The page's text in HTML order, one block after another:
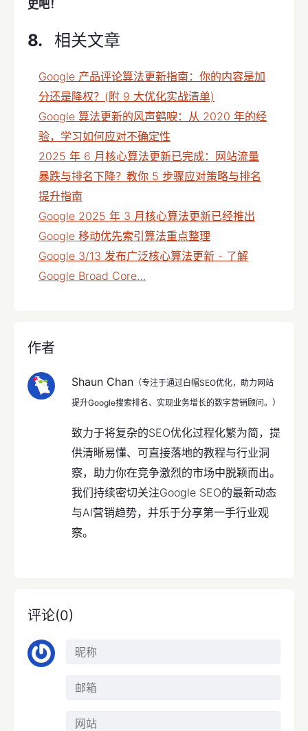
史吧！
相关文章
Google 产品评论算法更新指南：你的内容是加
分还是降权？(附 9 大优化实战清单)
Google 算法更新的风声鹤唳：从 2020 年的经
验，学习如何应对不确定性
2025 年 6 月核心算法更新已完成：网站流量
暴跌与排名下降？教你 5 步骤应对策略与排名
提升指南
Google 2025 年 3 月核心算法更新已经推出
Google 移动优先索引算法重点整理
Google 3/13 发布广泛核心算法更新 - 了解
Google Broad Core…
作者
Shaun Chan （专注于通过白帽SEO优化，助力网站
提升Google搜索排名、实现业务增长的数字营销顾问。）
致力于将复杂的SEO优化过程化繁为简，提
供清晰易懂、可直接落地的教程与行业洞
察，助力你在竞争激烈的市场中脱颖而出。
我们持续密切关注Google SEO的最新动态
与AI营销趋势，并乐于分享第一手行业观
察。
评论(0)